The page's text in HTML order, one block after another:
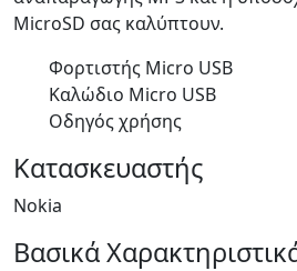
MicroSD σας καλύπτουν.
Φορτιστής Micro USB
Καλώδιο Micro USB
Οδηγός χρήσης
Κατασκευαστής
Nokia
Βασικά